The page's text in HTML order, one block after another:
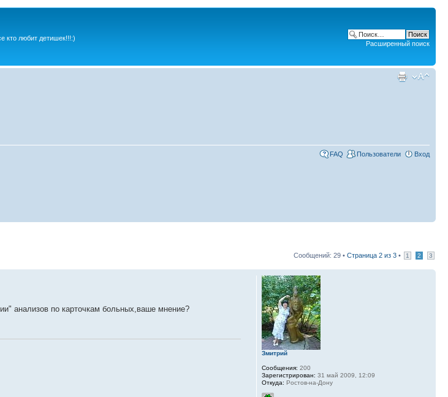
кто любит детишек!!!:)
Расширенный поиск
FAQ Пользователи Вход
Сообщений: 29 • Страница 2 из 3 • 1 2 3
анализов по карточкам больных,ваше мнение?
Змитрий
Сообщения: 200
Зарегистрирован: 31 май 2009, 12:09
Откуда: Ростов-на-Дону